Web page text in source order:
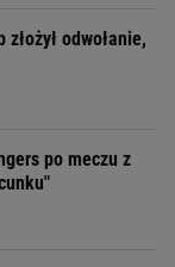
odwołanie,
po meczu z